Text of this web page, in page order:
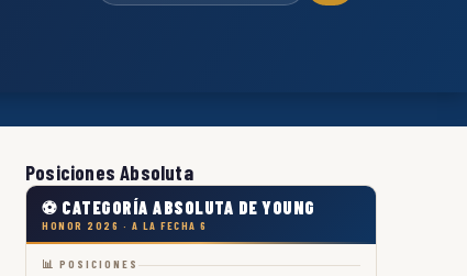
Posiciones Absoluta
⚽ CATEGORÍA ABSOLUTA DE YOUNG
HONOR 2026 · A LA FECHA 6
📊 POSICIONES